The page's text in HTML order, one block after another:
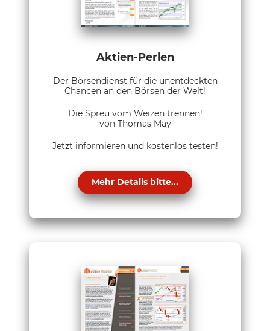
Aktien-Perlen
Der Börsendienst für die unentdeckten
Chancen an den Börsen der Welt!
Die Spreu vom Weizen trennen!
von Thomas May
Jetzt informieren und kostenlos testen!
Mehr Details bitte...